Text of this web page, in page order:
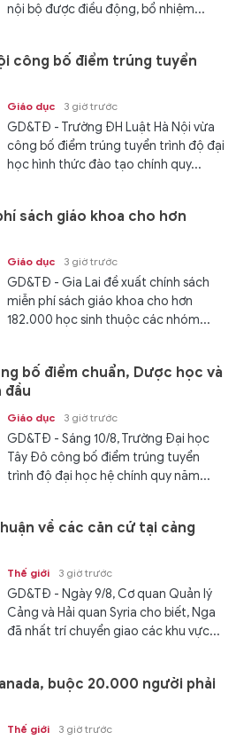
nội bộ được điều động, bổ nhiệm...
công bố điểm trúng tuyển
Giáo dục 3 giờ trước
GD&TĐ - Trường ĐH Luật Hà Nội vừa
công bố điểm trúng tuyển trình độ đại
học hình thức đào tạo chính quy...
sách giáo khoa cho hơn
Giáo dục 3 giờ trước
GD&TĐ - Gia Lai đề xuất chính sách
miễn phí sách giáo khoa cho hơn
182.000 học sinh thuộc các nhóm...
bố điểm chuẩn, Dược học và
đầu
Giáo dục 3 giờ trước
GD&TĐ - Sáng 10/8, Trường Đại học
Tây Đô công bố điểm trúng tuyển
trình độ đại học hệ chính quy năm...
về các căn cứ tại cảng
Thế giới 3 giờ trước
GD&TĐ - Ngày 9/8, Cơ quan Quản lý
Cảng và Hải quan Syria cho biết, Nga
đã nhất trí chuyển giao các khu vực...
buộc 20.000 người phải
Thế giới 3 giờ trước